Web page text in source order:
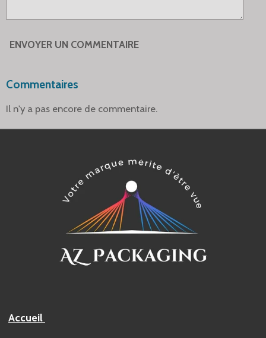
ENVOYER UN COMMENTAIRE
Commentaires
Il n'y a pas encore de commentaire.
Accueil